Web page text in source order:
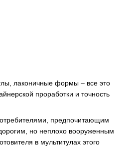
лаконичные формы – все это
проработки и точность
предпочитающим
но неплохо вооруженным
в мультитулах этого